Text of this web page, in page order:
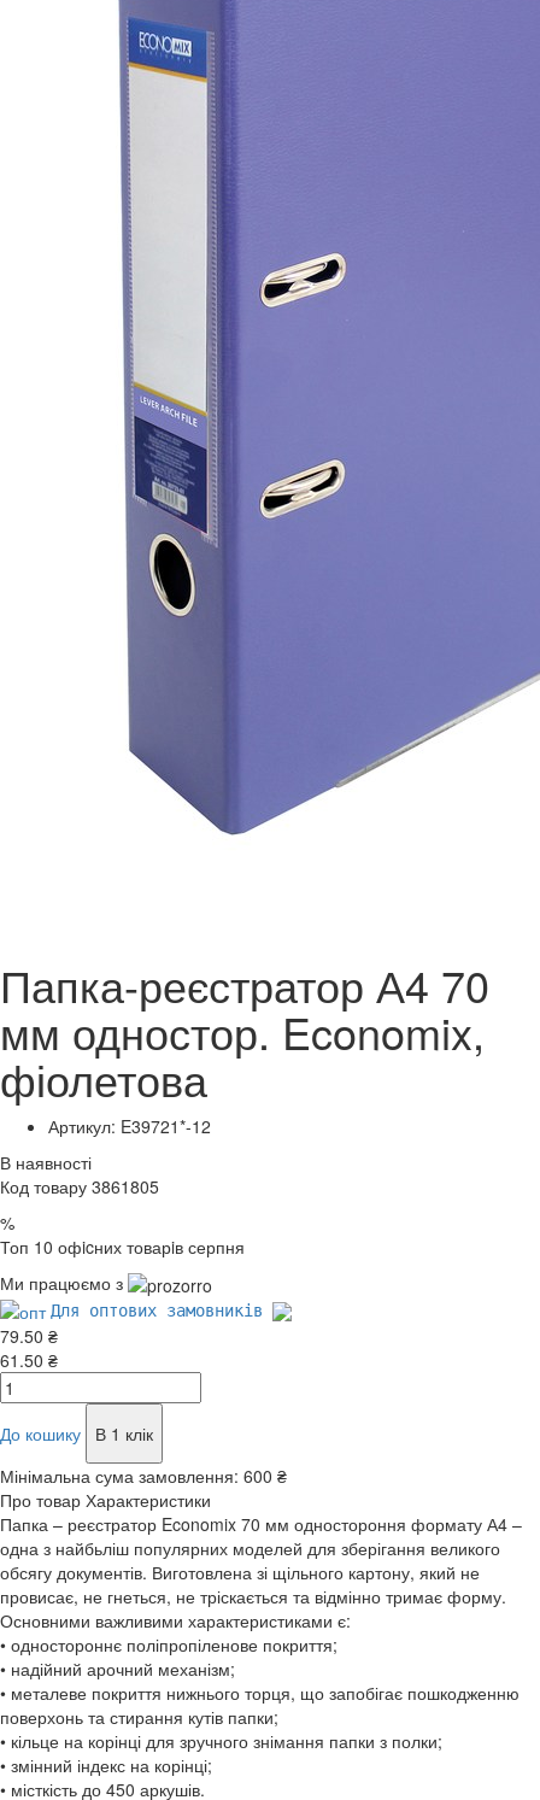
Папка-реєстратор А4 70
мм одностор. Economix,
фіолетова
Артикул: E39721*-12
В наявності
Код товару 3861805
%
Топ 10 офicних товарiв серпня
Ми працюємо з
Для оптових замовників
79.50 ₴
61.50 ₴
До кошику
В 1 клік
Мінімальна сума замовлення: 600 ₴
Про товар Характеристики
Папка – реєстратор Economix 70 мм одностороння формату А4 –
одна з найбьліш популярних моделей для зберігання великого
обсягу документів. Виготовлена зі щільного картону, який не
провисає, не гнеться, не тріскається та відмінно тримає форму.
Основними важливими характеристиками є:
• одностороннє поліпропіленове покриття;
• надійний арочний механізм;
• металеве покриття нижнього торця, що запобігає пошкодженню
поверхонь та стирання кутів папки;
• кільце на корінці для зручного знімання папки з полки;
• змінний індекс на корінці;
• місткість до 450 аркушів.